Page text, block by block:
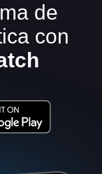
de
con